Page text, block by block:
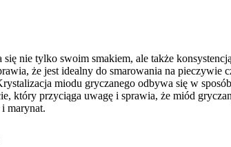
nie tylko swoim smakiem, ale także
że jest idealny do smarowania na
miodu gryczanego odbywa się w
który przyciąga uwagę i sprawia, że miód
marynat.